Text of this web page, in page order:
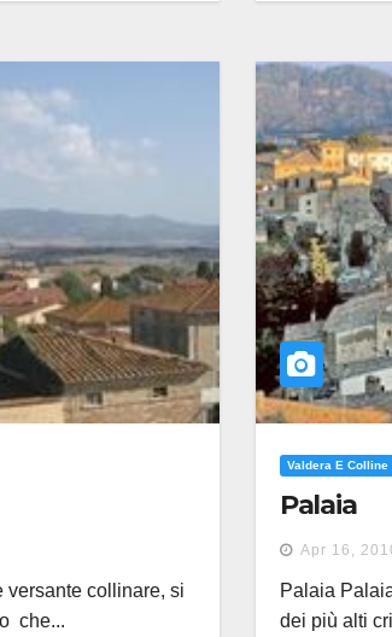
versante collinare, si
che...
Valdera E Colline
Palaia
Apr 16,
Palaia
dei più alti